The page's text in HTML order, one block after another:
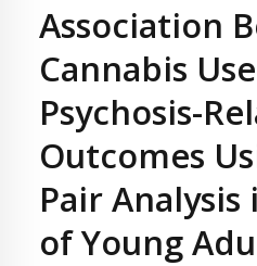
Association
Cannabis
Psychosis-
Outcomes
Pair
of Young